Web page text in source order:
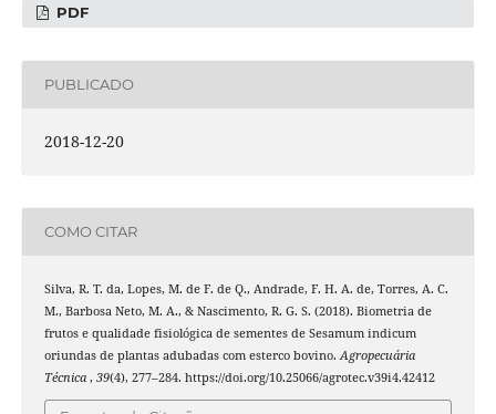
PDF
PUBLICADO
2018-12-20
COMO CITAR
Silva, R. T. da, Lopes, M. de F. de Q., Andrade, F. H. A. de, Torres, A. C.
M., Barbosa Neto, M. A., & Nascimento, R. G. S. (2018). Biometria de
frutos e qualidade fisiológica de sementes de Sesamum indicum
oriundas de plantas adubadas com esterco bovino.Agropecuária
Técnica , 39(4), 277–284. https://doi.org/10.25066/agrotec.v39i4.42412